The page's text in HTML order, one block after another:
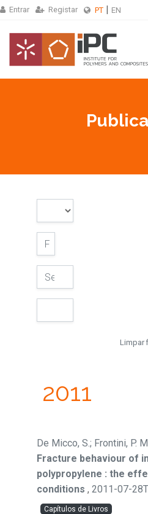
Entrar Registar PT EN
Limpar
2011
De Micco, S.; Frontini, P.
Fracture behaviour of
polypropylene : the
conditions , 2011-07-
Capítulos de Livros